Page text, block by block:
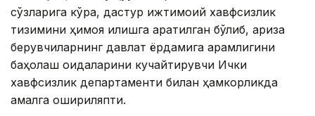
сўзларига кўра, дастур ижтимоий хавфсизлик
тизимини ҳимоя қилишга қаратилган бўлиб, ариза
берувчиларнинг давлат ёрдамига қарамлигини
баҳолаш қоидаларини кучайтирувчи Ички
хавфсизлик департаменти билан ҳамкорликда
амалга ошириляпти.